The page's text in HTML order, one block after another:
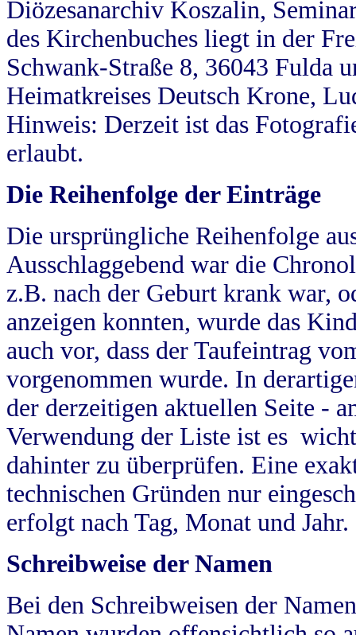
Diözesanarchiv Koszalin,
des Kirchenbuches liegt in der
Schwank-Straße 8, 36043 Fulda
Heimatkreises Deutsch Krone,
Hinweis: Derzeit ist das
erlaubt.
Die Reihenfolge der Einträge
Die ursprüngliche Reihenfolge
Ausschlaggebend war die
z.B. nach der Geburt krank war,
anzeigen konnten, wurde das
auch vor, dass der Taufeintrag
vorgenommen wurde. In
der derzeitigen aktuellen Seite -
Verwendung der Liste ist es
dahinter zu überprüfen. Eine
technischen Gründen nur
erfolgt nach Tag, Monat und Jahr.
Schreibweise der Namen
Bei den Schreibweisen der